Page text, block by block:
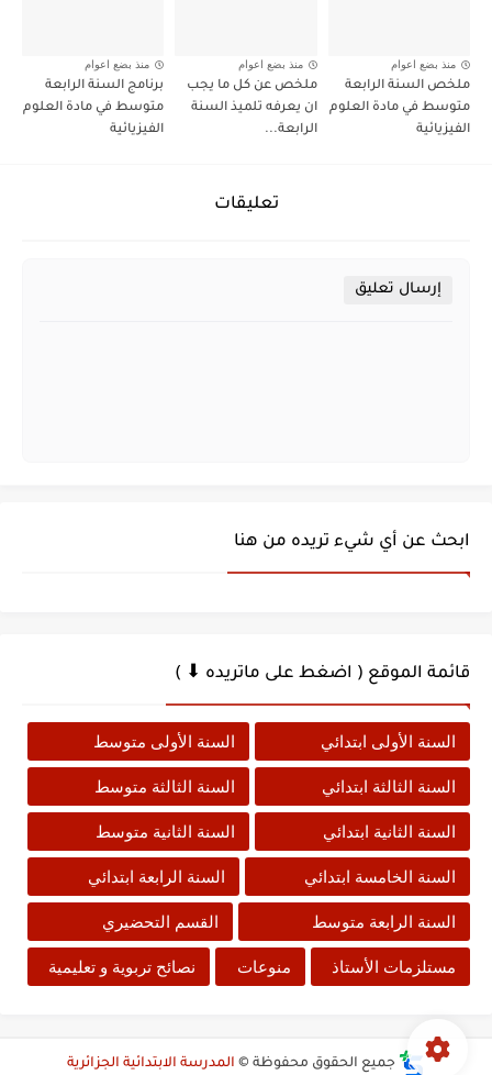
منذ بضع اعوام
ملخص السنة الرابعة
متوسط في مادة العلوم
الفيزيائية
منذ بضع اعوام
ملخص عن كل ما يجب
ان يعرفه تلميذ السنة
الرابعة...
منذ بضع اعوام
برنامج السنة الرابعة
متوسط في مادة العلوم
الفيزيائية
تعليقات
إرسال تعليق
ابحث عن أي شيء تريده من هنا
قائمة الموقع ( اضغط على ماتريده ⬇ )
السنة الأولى ابتدائي السنة الأولى متوسط
السنة الثالثة ابتدائي السنة الثالثة متوسط
السنة الثانية ابتدائي السنة الثانية متوسط
السنة الخامسة ابتدائي السنة الرابعة ابتدائي
السنة الرابعة متوسط القسم التحضيري
مستلزمات الأستاذ منوعات نصائح تربوية و تعليمية
جميع الحقوق محفوظة © المدرسة الابتدائية الجزائرية